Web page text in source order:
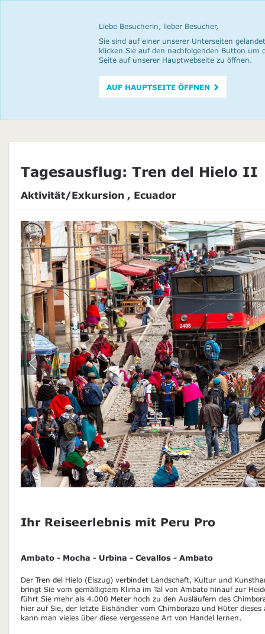
Liebe Besucherin, lieber Besucher,
Sie sind auf einer unserer Unterseiten
klicken Sie auf den nachfolgenden Button um
Seite auf unserer Hauptwebseite zu öffnen.
AUF HAUPTSEITE ÖFFNEN
Tagesausflug: Tren del Hielo II
Aktivität/Exkursion , Ecuador
Ihr Reiseerlebnis mit Peru Pro
Ambato - Mocha - Urbina - Cevallos - Ambato
Der Tren del Hielo (Eiszug) verbindet Landschaft, Kultur und
bringt Sie vom gemäßigtem Klima im Tal von Ambato hinauf zur
führt Sie mehr als 4.000 Meter hoch zu den Ausläufern des
hier auf Sie, der letzte Eishändler vom Chimborazo und Hüter
kann man vieles über diese vergessene Art von Handel lernen.